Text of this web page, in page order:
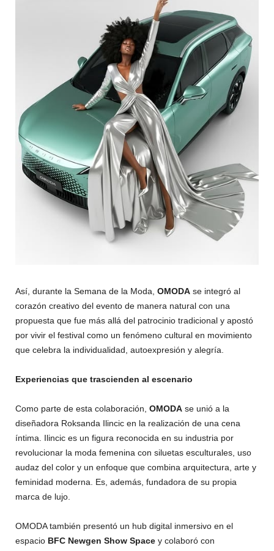
Así, durante la Semana de la Moda, OMODA se integró al
corazón creativo del evento de manera natural con una
propuesta que fue más allá del patrocinio tradicional y apostó
por vivir el festival como un fenómeno cultural en movimiento
que celebra la individualidad, autoexpresión y alegría.
Experiencias que trascienden al escenario
Como parte de esta colaboración, OMODA se unió a la
diseñadora Roksanda Ilincic en la realización de una cena
íntima. Ilincic es un figura reconocida en su industria por
revolucionar la moda femenina con siluetas esculturales, uso
audaz del color y un enfoque que combina arquitectura, arte y
feminidad moderna. Es, además, fundadora de su propia
marca de lujo.
OMODA también presentó un hub digital inmersivo en el
espacio BFC Newgen Show Space y colaboró con